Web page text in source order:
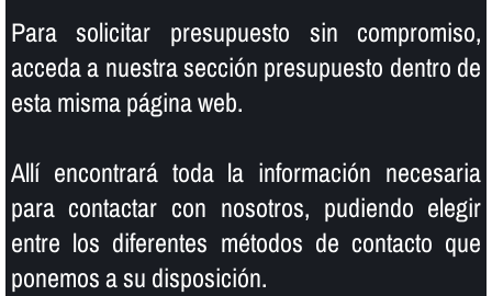
Para solicitar presupuesto sin compromiso,
acceda a nuestra sección presupuesto dentro de
esta misma página web.
Allí­ encontrará toda la información necesaria
para contactar con nosotros, pudiendo elegir
entre los diferentes métodos de contacto que
ponemos a su disposición.